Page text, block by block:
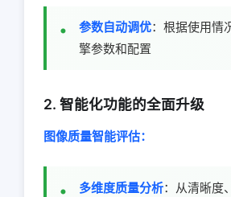
参数自动调优：根据使用情
擎参数和配置
2. 智能化功能的全面升级
图像质量智能评估：
多维度质量分析：从清晰度